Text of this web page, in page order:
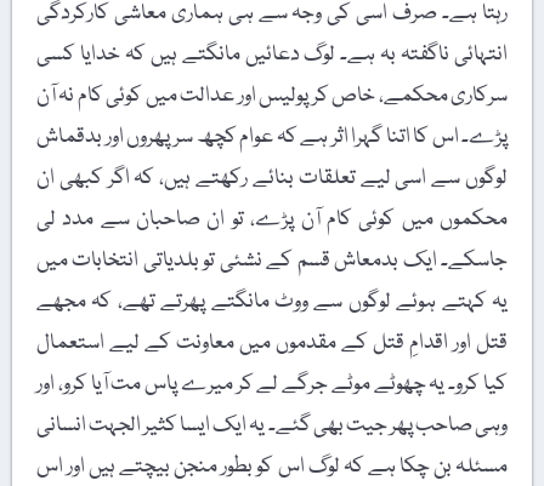
رہتا ہے۔ صرف اسی کی وجہ سے ہی ہماری معاشی کارکردگی
انتہائی ناگفتہ بہ ہے۔ لوگ دعائیں مانگتے ہیں کہ خدایا کسی
سرکاری محکمے، خاص کر پولیس اور عدالت میں کوئی کام نہ آن
پڑے۔ اس کا اتنا گہرا اثر ہے کہ عوام کچھ سرپھروں اور بدقماش
لوگوں سے اسی لیے تعلقات بنائے رکھتے ہیں، کہ اگر کبھی ان
محکموں میں کوئی کام آن پڑے، تو ان صاحبان سے مدد لی
جاسکے۔ ایک بدمعاش قسم کے نشئی تو بلدیاتی انتخابات میں
یہ کہتے ہوئے لوگوں سے ووٹ مانگتے پھرتے تھے، کہ مجھے
قتل اور اقدامِ قتل کے مقدموں میں معاونت کے لیے استعمال
کیا کرو۔ یہ چھوٹے موٹے جرگے لے کر میرے پاس مت آیا کرو، اور
وہی صاحب پھر جیت بھی گئے۔ یہ ایک ایسا کثیر الجہت انسانی
مسئلہ بن چکا ہے کہ لوگ اس کو بطور منجن بیچتے ہیں اور اس